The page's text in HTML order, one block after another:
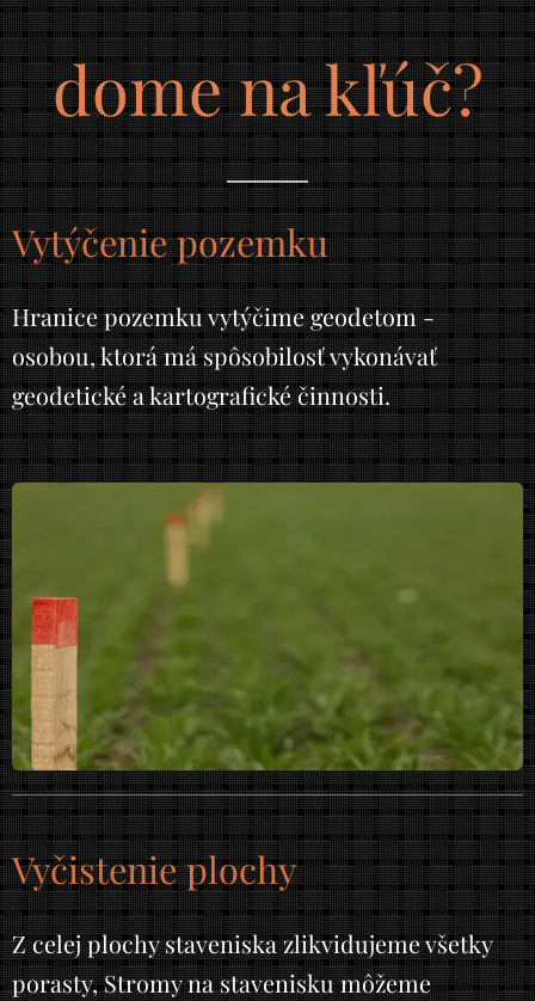
dome na kľúč?
Vytýčenie pozemku
Hranice pozemku vytýčime geodetom -
osobou, ktorá má spôsobilosť vykonávať
geodetické a kartografické činnosti.
Vyčistenie plochy
Z celej plochy staveniska zlikvidujeme všetky
porasty, Stromy na stavenisku môžeme